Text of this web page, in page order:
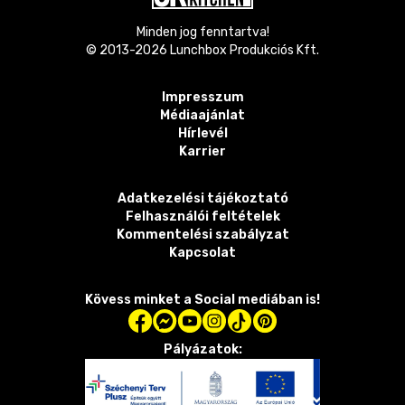
Minden jog fenntartva!
© 2013-2026 Lunchbox Produkciós Kft.
Impresszum
Médiaajánlat
Hírlevél
Karrier
Adatkezelési tájékoztató
Felhasználói feltételek
Kommentelési szabályzat
Kapcsolat
Kövess minket a Social mediában is!
Pályázatok: